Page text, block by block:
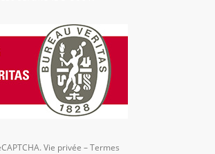
Vie privée –Termes